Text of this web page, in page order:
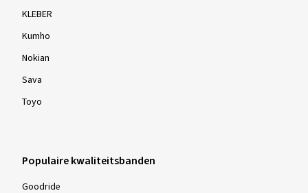
KLEBER
Kumho
Nokian
Sava
Toyo
Populaire kwaliteitsbanden
Goodride